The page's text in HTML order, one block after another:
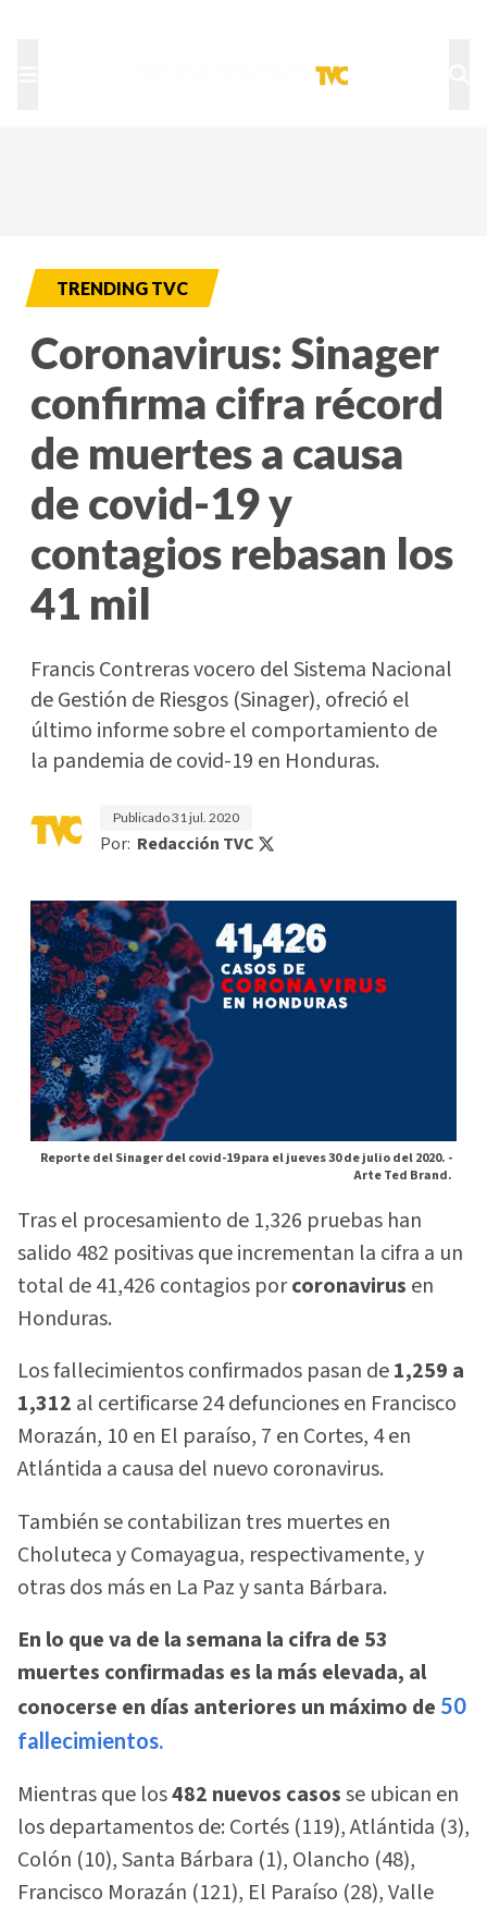
TRENDING TVC
Coronavirus: Sinager
confirma cifra récord
de muertes a causa
de covid-19 y
contagios rebasan los
41 mil
Francis Contreras vocero del Sistema Nacional
de Gestión de Riesgos (Sinager), ofreció el
último informe sobre el comportamiento de
la pandemia de covid-19 en Honduras.
Publicado31 jul. 2020
Por: Redacción TVC
Reporte del Sinager del covid-19 para el jueves 30 de julio del 2020. -
Arte Ted Brand.
Tras el procesamiento de 1,326 pruebas han
salido 482 positivas que incrementan la cifra a un
total de 41,426 contagios porcoronavirus en
Honduras.
Los fallecimientos confirmados pasan de1,259 a
1,312 al certificarse 24 defunciones en Francisco
Morazán, 10 en El paraíso, 7 en Cortes, 4 en
Atlántida a causa del nuevo coronavirus.
También se contabilizan tres muertes en
Choluteca y Comayagua, respectivamente, y
otras dos más en La Paz y santa Bárbara.
En lo que va de la semana la cifra de 53
muertes confirmadas es la más elevada, al
conocerse en días anteriores un máximo de 50
fallecimientos.
Mientras que los482 nuevos casosse ubican en
los departamentos de: Cortés (119), Atlántida (3),
Colón (10), Santa Bárbara (1), Olancho (48),
Francisco Morazán (121), El Paraíso (28), Valle